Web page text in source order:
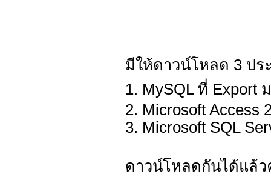
มีให้ดาวน์โหลด 3 ปร
1. MySQL ที่ Export
2. Microsoft Access
3. Microsoft SQL
ดาวน์โหลดกันได้แล้